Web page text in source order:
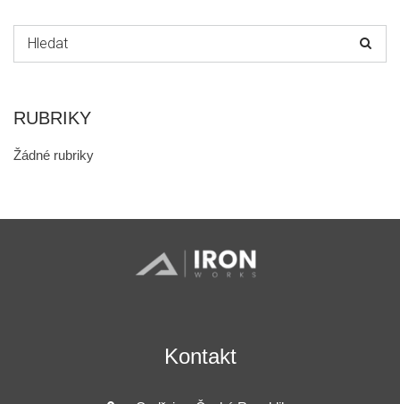
Hledat:
RUBRIKY
Žádné rubriky
Kontakt